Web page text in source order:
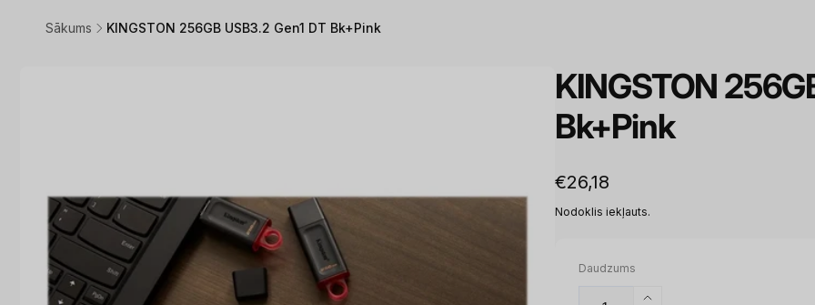
Sākums KINGSTON 256GB USB3.2 Gen1 DT Bk+Pink
KINGSTON
Bk+Pink
Parastā
cena
€26,18
Nodoklis iekļauts.
Daudzums